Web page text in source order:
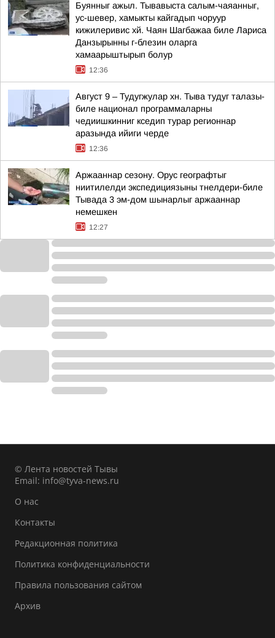
Буянныг ажыл. Тывавыста салым-чаяанныг,
ус-шевер, хамыкты кайгадып чоруур
кижилеривис хй. Чаян Шагбажаа биле Лариса
Данзырынны г-блезин оларга
хамаарыштырып болур
12:36
Август 9 – Тудугжулар хн. Тыва тудуг талазы-
биле национал программаларны
чедиишкинниг кседип турар регионнар
аразында ийиги черде
12:36
Аржааннар сезону. Орус географтыг
ниитилелди экспедициязыны тнелдери-биле
Тывада 3 эм-дом шынарлыг аржааннар
немешкен
12:27
© Лента новостей Тывы
Email: info@tyva-news.ru
О нас
Контакты
Редакционная политика
Политика конфиденциальности
Правила пользования сайтом
Архив